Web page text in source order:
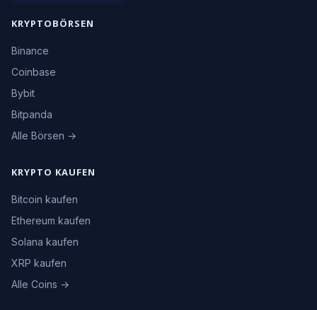
KRYPTOBÖRSEN
Binance
Coinbase
Bybit
Bitpanda
Alle Börsen →
KRYPTO KAUFEN
Bitcoin kaufen
Ethereum kaufen
Solana kaufen
XRP kaufen
Alle Coins →